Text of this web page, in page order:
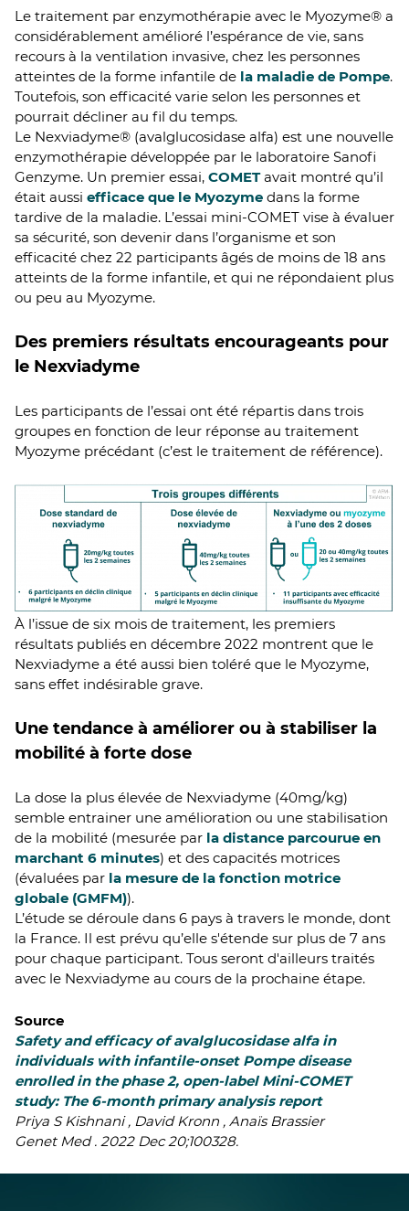
Le traitement par enzymothérapie avec le Myozyme® a
considérablement amélioré l’espérance de vie, sans
recours à la ventilation invasive, chez les personnes
atteintes de la forme infantile de la maladie de Pompe.
Toutefois, son efficacité varie selon les personnes et
pourrait décliner au fil du temps.
Le Nexviadyme® (avalglucosidase alfa) est une nouvelle
enzymothérapie développée par le laboratoire Sanofi
Genzyme. Un premier essai, COMETavait montré qu’il
était aussi efficace que le Myozyme dans la forme
tardive de la maladie. L’essai mini-COMET vise à évaluer
sa sécurité, son devenir dans l’organisme et son
efficacité chez 22 participants âgés de moins de 18 ans
atteints de la forme infantile, et qui ne répondaient plus
ou peu au Myozyme.
Des premiers résultats encourageants pour
le Nexviadyme
Les participants de l’essai ont été répartis dans trois
groupes en fonction de leur réponse au traitement
Myozyme précédant (c’est le traitement de référence).
À l’issue de six mois de traitement, les premiers
résultats publiés en décembre 2022 montrent que le
Nexviadyme a été aussi bien toléré que le Myozyme,
sans effet indésirable grave.
Une tendance à améliorer ou à stabiliser la
mobilité à forte dose
La dose la plus élevée de Nexviadyme (40mg/kg)
semble entrainer une amélioration ou une stabilisation
de la mobilité (mesurée par la distance parcourue en
marchant 6 minutes) et des capacités motrices
(évaluées par la mesure de la fonction motrice
globale (GMFM)).
L’étude se déroule dans 6 pays à travers le monde, dont
la France. Il est prévu qu’elle s'étende sur plus de 7 ans
pour chaque participant. Tous seront d'ailleurs traités
avec le Nexviadyme au cours de la prochaine étape.
Source
Safety and efficacy of avalglucosidase alfa in
individuals with infantile-onset Pompe disease
enrolled in the phase 2, open-label Mini-COMET
study: The 6-month primary analysis report
Priya S Kishnani , David Kronn , Anaïs Brassier
Genet Med . 2022 Dec 20;100328.